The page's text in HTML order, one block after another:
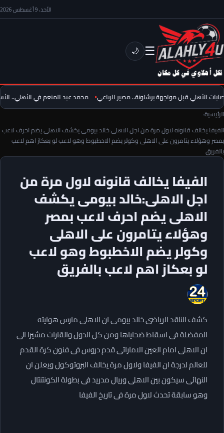
الأحد، 9 أغسطس 2026
☰
🌙
الأهلي قبل مواجهة برشلونة.. مصير الرباعي
محمد عبد المنعم في الأهلي.. الأسباب الـ3 وراء موقف
الرئيسية›
الفيفا يخالف قانونه لاول مرة من اجل الاهلى:خالد بيومى يكشف الاهلى يضم احرف لاعب
بمصر وهؤلاء يتامرون على الاهلى وكولر يضم الاخطبوط وهو لاعب لو بعكاز اهم لاعب
بالفريق
الفيفا يخالف قانونه لاول مرة من
اجل الاهلى:خالد بيومى يكشف
الاهلى يضم احرف لاعب بمصر
وهؤلاء يتامرون على الاهلى
وكولر يضم الاخطبوط وهو لاعب
لو بعكاز اهم لاعب بالفريق
كشف الناقد الرياضى خالد بيومى ان الاهلى مارس هوايته
المفضلة فى اسقاط ضحاياها ومن كل الدول والقارات مشيرا الى
ان الاهلى امام العين الاماراتى قدم دروس فى فنون كرة القدم
للعالم لدرجة ان الفيفا ولاول مرة يخالف البروتوكول ويعلن ان
النهائى سيكون بين الاهلى وريال مدريد فى بطولة الكونتنتال
وهو سابقة تحدث لاول مرة فى تاريخ الفيفا